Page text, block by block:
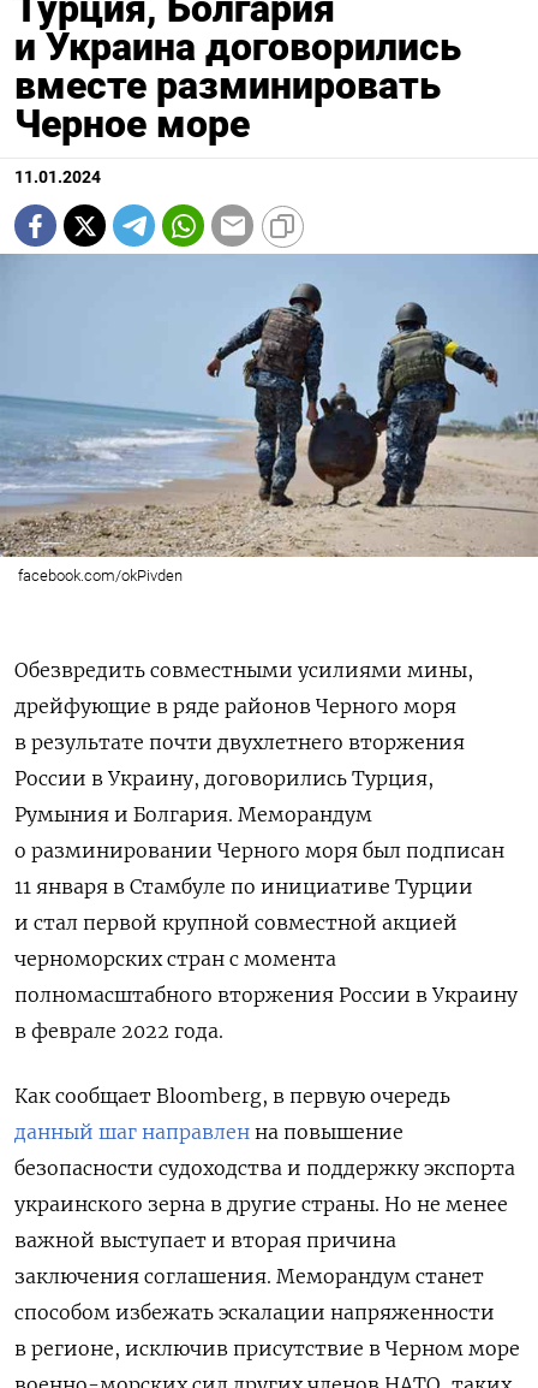
и Украина договорились
вместе разминировать
Черное море
11.01.2024
facebook.com/okPivden
Обезвредить совместными усилиями мины,
дрейфующие в ряде районов Черного моря
в результате почти двухлетнего вторжения
России в Украину, договорились Турция,
Румыния и Болгария. Меморандум
о разминировании Черного моря был подписан
11 января в Стамбуле по инициативе Турции
и стал первой крупной совместной акцией
черноморских стран с момента
полномасштабного вторжения России в Украину
в феврале 2022 года.
Как сообщает Bloomberg, в первую очередь
данный шаг направлен на повышение
безопасности судоходства и поддержку экспорта
украинского зерна в другие страны. Но не менее
важной выступает и вторая причина
заключения соглашения. Меморандум станет
способом избежать эскалации напряженности
в регионе, исключив присутствие в Черном море